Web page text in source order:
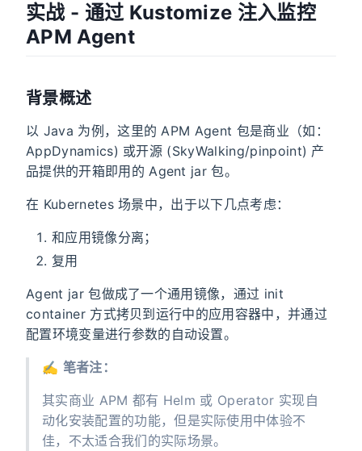
实战 - 通过 Kustomize 注入监控
APM Agent
背景概述
以 Java 为例，这里的 APM Agent 包是商业（如：
AppDynamics) 或开源 (SkyWalking/pinpoint) 产
品提供的开箱即用的 Agent jar 包。
在 Kubernetes 场景中，出于以下几点考虑：
和应用镜像分离；
复用
Agent jar 包做成了一个通用镜像，通过 init
container 方式拷贝到运行中的应用容器中，并通过
配置环境变量进行参数的自动设置。
✍️ 笔者注：
其实商业 APM 都有 Helm 或 Operator 实现自
动化安装配置的功能，但是实际使用中体验不
佳，不太适合我们的实际场景。